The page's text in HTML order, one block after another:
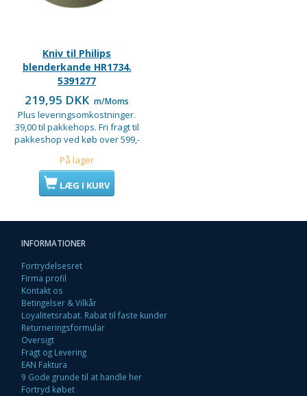
Kniv til Philips
blenderkande HR1734.
5391277
219,95 DKK m/Moms
Plus leveringsomkostninger.
39,00 til pakkehops. Fri fragt til
pakkeshop ved køb over 599,-
På lager
LÆG I KURV
INFORMATIONER
Fortrydelsesret
Firma profil
Kontakt os
Betingelser & Vilkår
Loyalitetsrabat. Rabat til faste kunder
Returneringsformular
Oversigt
Fragt og Levering
EAN Faktura
9 Gode grunde til at handle her
Fortryd købet